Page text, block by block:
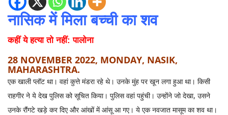
नासिक में मिला बच्ची का शव
कहीं ये हत्या तो नहीं: पालोना
28 NOVEMBER 2022, MONDAY, NASIK,
MAHARASHTRA.
एक खाली प्लॉट था। वहां कुत्ते मंडरा रहे थे। उनके मुंह पर खून लगा हुआ था। किसी
राहगीर ने ये देख पुलिस को सूचित किया। पुलिस वहां पहुंची। उन्होंने जो देखा, उसने
उनके रौंगटे खड़े कर दिए और आंखों में आंसू आ गए। ये एक नवजात मासूम का शव था।